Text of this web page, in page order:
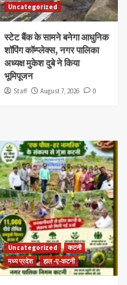
Uncategorized
स्टेट बैंक के सामने बनेगा आधुनिक
शॉपिंग कॉम्प्लेक्स, नगर पालिका
अध्यक्ष मुकेश दुबे ने किया
भूमिपूजन
Staff August 7, 2026 0
Uncategorized
कटनी
मध्य प्रदेश
हाल -ए-कटनी